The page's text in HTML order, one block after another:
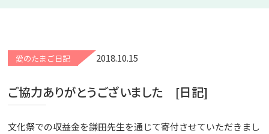
愛のたまご日記 2018.10.15
ご協力ありがとうございました [日記]
文化祭での収益金を鎌田先生を通じて寄付させていただきまし